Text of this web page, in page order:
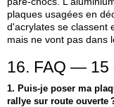
plaques usagées en
d'acrylates se classent
mais ne vont pas dans
16. FAQ — 15
1. Puis‑je poser ma
rallye sur route ouverte